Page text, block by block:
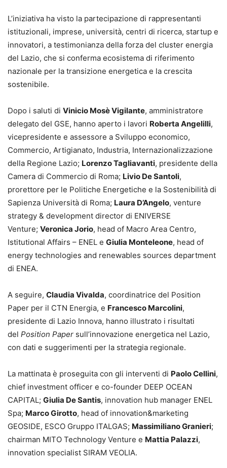
L’iniziativa ha visto la partecipazione di rappresentanti
istituzionali, imprese, università, centri di ricerca, startup e
innovatori, a testimonianza della forza del cluster energia
del Lazio, che si conferma ecosistema di riferimento
nazionale per la transizione energetica e la crescita
sostenibile.
Dopo i saluti di Vinicio Mosè Vigilante, amministratore
delegato del GSE, hanno aperto i lavori Roberta Angelilli,
vicepresidente e assessore a Sviluppo economico,
Commercio, Artigianato, Industria, Internazionalizzazione
della Regione Lazio; Lorenzo Tagliavanti, presidente della
Camera di Commercio di Roma; Livio De Santoli,
prorettore per le Politiche Energetiche e la Sostenibilità di
Sapienza Università di Roma; Laura D’Angelo, venture
strategy & development director di ENIVERSE
Venture; Veronica Jorio, head of Macro Area Centro,
Istitutional Affairs – ENEL e Giulia Monteleone, head of
energy technologies and renewables sources department
di ENEA.
A seguire, Claudia Vivalda, coordinatrice del Position
Paper per il CTN Energia, e Francesco Marcolini,
presidente di Lazio Innova, hanno illustrato i risultati
del Position Paper sull’innovazione energetica nel Lazio,
con dati e suggerimenti per la strategia regionale.
La mattinata è proseguita con gli interventi di Paolo Cellini,
chief investment officer e co-founder DEEP OCEAN
CAPITAL; Giulia De Santis, innovation hub manager ENEL
Spa; Marco Girotto, head of innovation&marketing
GEOSIDE, ESCO Gruppo ITALGAS; Massimiliano Granieri;
chairman MITO Technology Venture e Mattia Palazzi,
innovation specialist SIRAM VEOLIA.